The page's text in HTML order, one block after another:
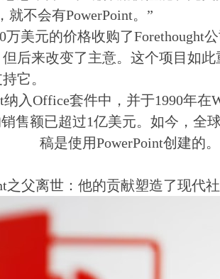
不会有PowerPoint。”
万美元的价格收购了Forethought
后来改变了主意。这个项目如
它。
入Office套件中，并于1990年在
销售额已超过1亿美元。如今，全
稿是使用PowerPoint创建的。
之父离世：他的贡献塑造了现代